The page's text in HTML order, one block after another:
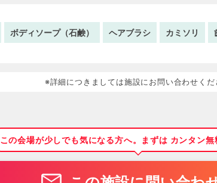
ボディソープ（石鹸） ヘアブラシ カミソリ
※詳細につきましては施設にお問い合わせくだ
この会場が少しでも気になる方へ。まずは カンタン無